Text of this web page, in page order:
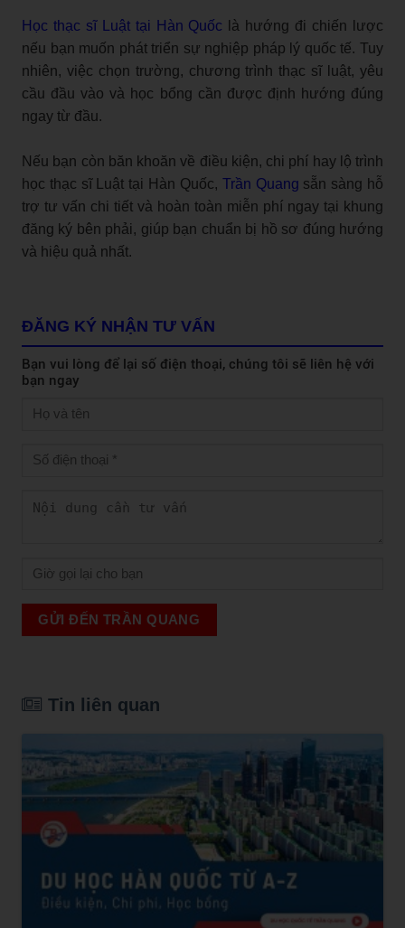
Học thạc sĩ Luật tại Hàn Quốc là hướng đi chiến lược
nếu bạn muốn phát triển sự nghiệp pháp lý quốc tế. Tuy
nhiên, việc chọn trường, chương trình thạc sĩ luật, yêu
cầu đầu vào và học bổng cần được định hướng đúng
ngay từ đầu.
Nếu bạn còn băn khoăn về điều kiện, chi phí hay lộ trình
học thạc sĩ Luật tại Hàn Quốc, Trần Quang sẵn sàng hỗ
trợ tư vấn chi tiết và hoàn toàn miễn phí ngay tại khung
đăng ký bên phải, giúp bạn chuẩn bị hồ sơ đúng hướng
và hiệu quả nhất.
ĐĂNG KÝ NHẬN TƯ VẤN
Bạn vui lòng để lại số điện thoại, chúng tôi sẽ liên hệ với
bạn ngay
GỬI ĐẾN TRẦN QUANG
Tin liên quan